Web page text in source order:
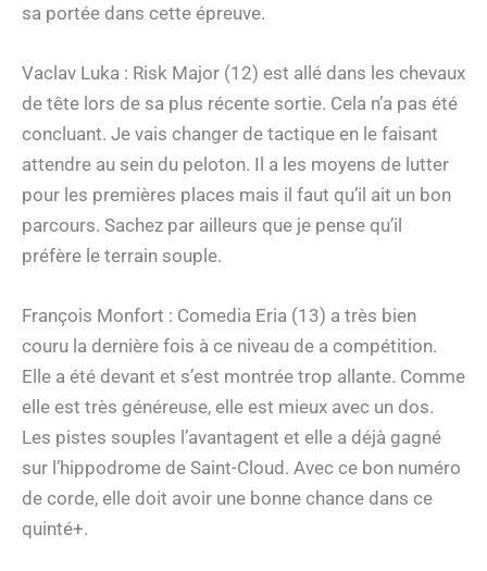
sa portée dans cette épreuve.
Vaclav Luka : Risk Major (12) est allé dans les chevaux
de tête lors de sa plus récente sortie. Cela n’a pas été
concluant. Je vais changer de tactique en le faisant
attendre au sein du peloton. Il a les moyens de lutter
pour les premières places mais il faut qu’il ait un bon
parcours. Sachez par ailleurs que je pense qu’il
préfère le terrain souple.
François Monfort : Comedia Eria (13) a très bien
couru la dernière fois à ce niveau de a compétition.
Elle a été devant et s’est montrée trop allante. Comme
elle est très généreuse, elle est mieux avec un dos.
Les pistes souples l’avantagent et elle a déjà gagné
sur l’hippodrome de Saint-Cloud. Avec ce bon numéro
de corde, elle doit avoir une bonne chance dans ce
quinté+.